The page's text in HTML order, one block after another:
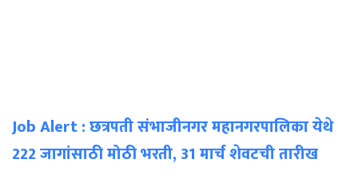
Job Alert : छत्रपती संभाजीनगर महानगरपालिका येथे
222 जागांसाठी मोठी भरती, 31 मार्च शेवटची तारीख